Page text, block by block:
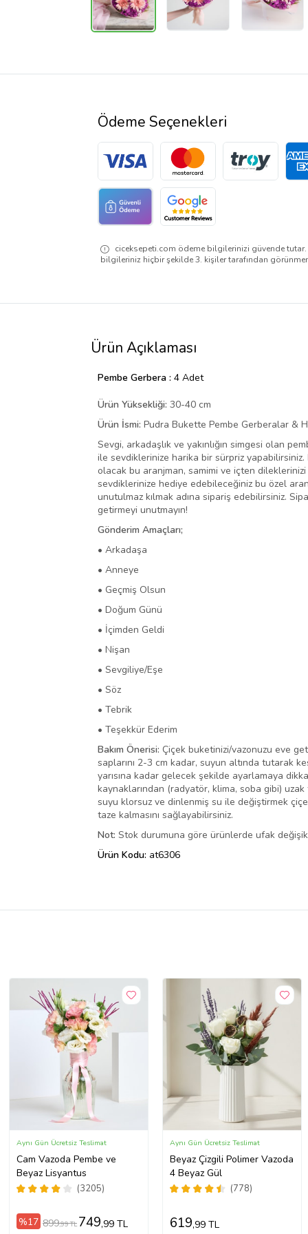
Ödeme Seçenekleri
ciceksepeti.com ödeme bilgilerinizi güvende tutar.
bilgileriniz hiçbir şekilde 3. kişiler tarafından
Ürün Açıklaması
Pembe Gerbera : 4 Adet
Ürün Yüksekliği: 30-40 cm
Ürün İsmi: Pudra Bukette Pembe Gerberalar &
Sevgi, arkadaşlık ve yakınlığın simgesi olan
ile sevdiklerinize harika bir sürpriz
olacak bu aranjman, samimi ve içten
sevdiklerinize hediye edebileceğiniz bu özel
unutulmaz kılmak adına sipariş edebilirsiniz.
getirmeyi unutmayın!
Gönderim Amaçları;
• Arkadaşa
• Anneye
• Geçmiş Olsun
• Doğum Günü
• İçimden Geldi
• Nişan
• Sevgiliye/Eşe
• Söz
• Tebrik
• Teşekkür Ederim
Bakım Önerisi: Çiçek buketinizi/vazonuzu eve
saplarını 2-3 cm kadar, suyun altında tutarak
yarısına kadar gelecek şekilde ayarlamaya
kaynaklarından (radyatör, klima, soba gibi)
suyu klorsuz ve dinlenmiş su ile değiştirmek
taze kalmasını sağlayabilirsiniz.
Not: Stok durumuna göre ürünlerde ufak
Ürün Kodu: at6306
Cam Vazoda Pembe ve
Beyaz Lisyantus
(3205)
Aynı Gün Ücretsiz Teslimat
%17 899,99 TL 749,99 TL
Beyaz Çizgili Polimer Vazoda
4 Beyaz Gül
(778)
Aynı Gün Ücretsiz Teslimat
619,99 TL